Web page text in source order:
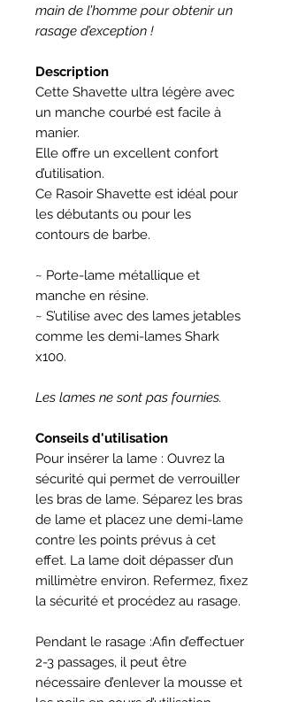
main de l’homme pour obtenir un
rasage d’exception !
Description
Cette Shavette ultra légère avec
un manche courbé est facile à
manier.
Elle offre un excellent confort
d’utilisation.
Ce Rasoir Shavette est idéal pour
les débutants ou pour les
contours de barbe.
~ Porte-lame métallique et
manche en résine.
~ S’utilise avec des lames jetables
comme les demi-lames Shark
x100.
Les lames ne sont pas fournies.
Conseils d'utilisation
Pour insérer la lame : Ouvrez la
sécurité qui permet de verrouiller
les bras de lame. Séparez les bras
de lame et placez une demi-lame
contre les points prévus à cet
effet. La lame doit dépasser d’un
millimètre environ. Refermez, fixez
la sécurité et procédez au rasage.
Pendant le rasage :Afin d’effectuer
2-3 passages, il peut être
nécessaire d’enlever la mousse et